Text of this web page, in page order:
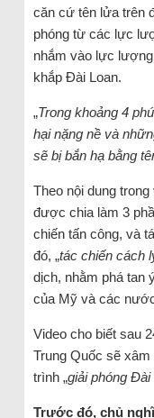
căn cứ tên lửa trên
phóng từ các lực
nhắm vào lực
khắp Đài Loan.
„Trong khoảng 4
hại nặng nề và
sẽ bị bắn hạ bằng
Theo nội dung
được chia làm 3
chiến tấn công, và
đó, „tác chiến cách
dịch, nhằm phá tan
của Mỹ và các
Video cho biết sau
Trung Quốc sẽ
trình „giải phóng Đài
Trước đó, chủ